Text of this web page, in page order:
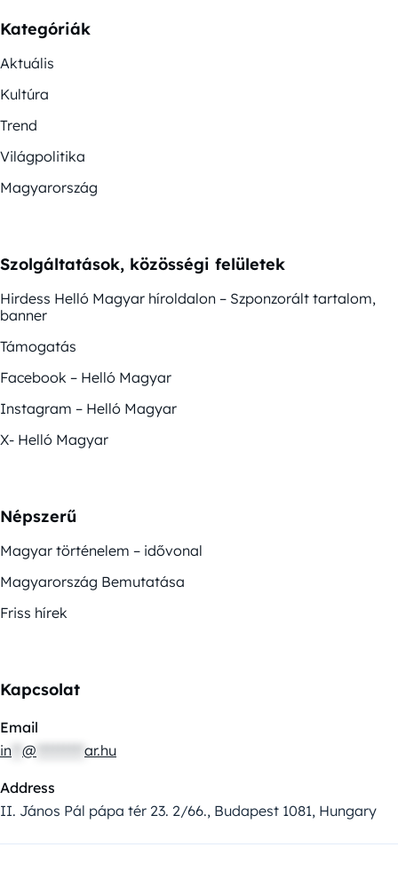
Kategóriák
Aktuális
Kultúra
Trend
Világpolitika
Magyarország
Szolgáltatások, közösségi felületek
Hirdess Helló Magyar híroldalon – Szponzorált tartalom,
banner
Támogatás
Facebook – Helló Magyar
Instagram – Helló Magyar
X- Helló Magyar
Népszerű
Magyar történelem – idővonal
Magyarország Bemutatása
Friss hírek
Kapcsolat
Email
in @ ar.hu
Address
II. János Pál pápa tér 23. 2/66., Budapest 1081, Hungary